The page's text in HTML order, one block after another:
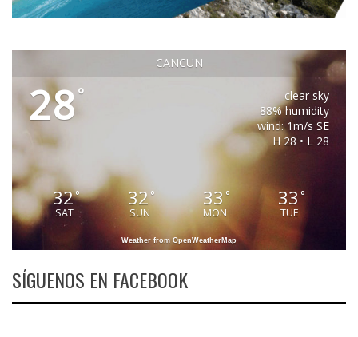
CANCUN
28°
clear sky
88% humidity
wind: 1m/s SE
H 28 • L 28
32°
SAT
32°
SUN
33 °
MON
33 °
TUE
Weather from OpenWeatherMap
SÍGUENOS EN FACEBOOK